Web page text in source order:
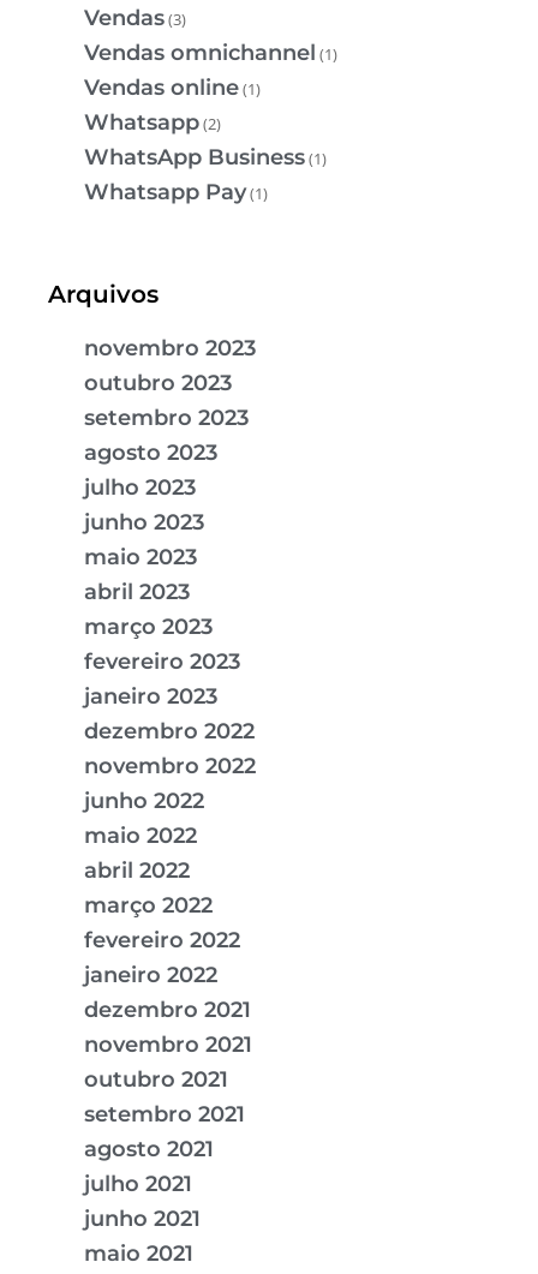
Vendas(3)
Vendas omnichannel (1)
Vendas online(1)
Whatsapp(2)
WhatsApp Business(1)
Whatsapp Pay(1)
Arquivos
novembro 2023
outubro 2023
setembro 2023
agosto 2023
julho 2023
junho 2023
maio 2023
abril 2023
março 2023
fevereiro 2023
janeiro 2023
dezembro 2022
novembro 2022
junho 2022
maio 2022
abril 2022
março 2022
fevereiro 2022
janeiro 2022
dezembro 2021
novembro 2021
outubro 2021
setembro 2021
agosto 2021
julho 2021
junho 2021
maio 2021